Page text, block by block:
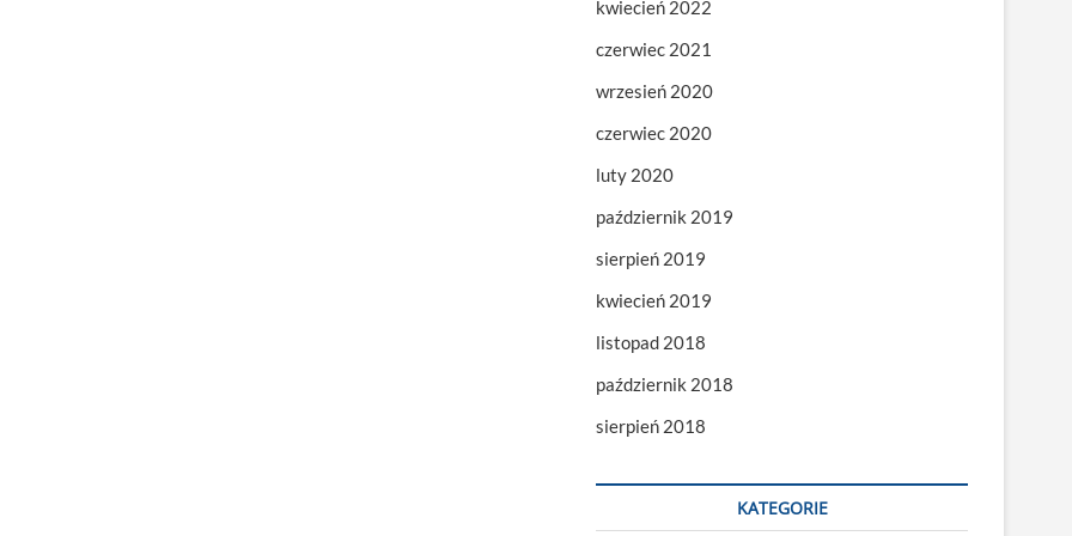
kwiecień 2022
czerwiec 2021
wrzesień 2020
czerwiec 2020
luty 2020
październik 2019
sierpień 2019
kwiecień 2019
listopad 2018
październik 2018
sierpień 2018
KATEGORIE